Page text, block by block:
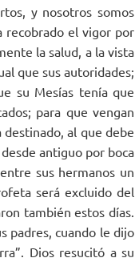
y nosotros somos
recobrado el vigor por
la salud, a la vista
que sus autoridades;
su Mesías tenía que
para que vengan
al que debe
antiguo por boca
sus hermanos un
será excluido del
también estos días.
padres, cuando le dijo
Dios resucitó a su